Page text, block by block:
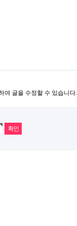
여 글을 수정할 수 있습니다.